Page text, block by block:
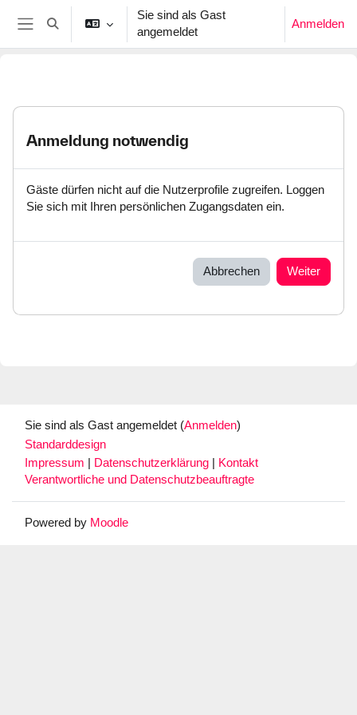
Zum Hauptinhalt
Website-Übersicht
Sucheingabe umschalten
Sie sind als Gast
angemeldet
Anmelden
Anmeldung notwendig
Gäste dürfen nicht auf die Nutzerprofile zugreifen. Loggen
Sie sich mit Ihren persönlichen Zugangsdaten ein.
Abbrechen Weiter
Sie sind als Gast angemeldet (Anmelden)
Standarddesign
Impressum
Datenschutzerklärung
Kontakt
Verantwortliche und Datenschutzbeauftragte
Powered by Moodle